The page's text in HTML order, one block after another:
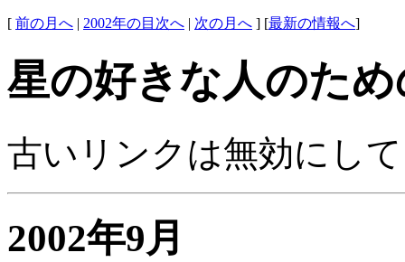
[ 前の月へ | 2002年の目次へ | 次の月へ ] [最新の情報へ]
星の好きな人のた
古いリンクは無効にし
2002年9月